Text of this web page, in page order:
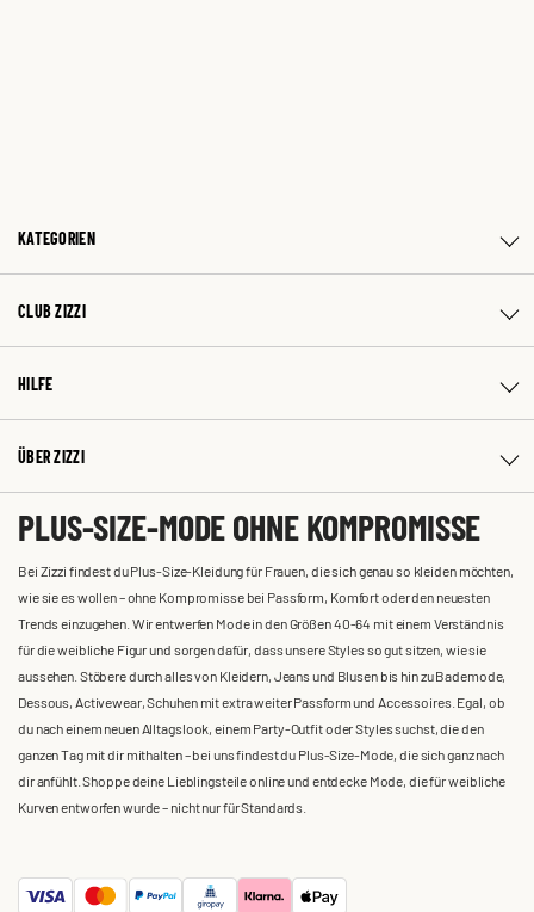
KATEGORIEN
CLUB ZIZZI
HILFE
ÜBER ZIZZI
PLUS-SIZE-MODE OHNE KOMPROMISSE
Bei Zizzi findest du Plus-Size-Kleidung für Frauen, die sich genau so kleiden möchten,
wie sie es wollen – ohne Kompromisse bei Passform, Komfort oder den neuesten
Trends einzugehen. Wir entwerfen Mode in den Größen 40-64 mit einem Verständnis
für die weibliche Figur und sorgen dafür, dass unsere Styles so gut sitzen, wie sie
aussehen. Stöbere durch alles von Kleidern, Jeans und Blusen bis hin zu Bademode,
Dessous, Activewear, Schuhen mit extra weiter Passform und Accessoires. Egal, ob
du nach einem neuen Alltagslook, einem Party-Outfit oder Styles suchst, die den
ganzen Tag mit dir mithalten – bei uns findest du Plus-Size-Mode, die sich ganz nach
dir anfühlt. Shoppe deine Lieblingsteile online und entdecke Mode, die für weibliche
Kurven entworfen wurde – nicht nur für Standards.